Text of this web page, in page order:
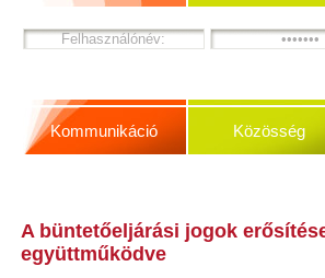
Kommunikáció Közösség
A büntetőeljárási jogok
együttműködve